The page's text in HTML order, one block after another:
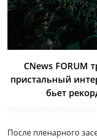
CNews FORUM
пристальный
бьет
После пленарного